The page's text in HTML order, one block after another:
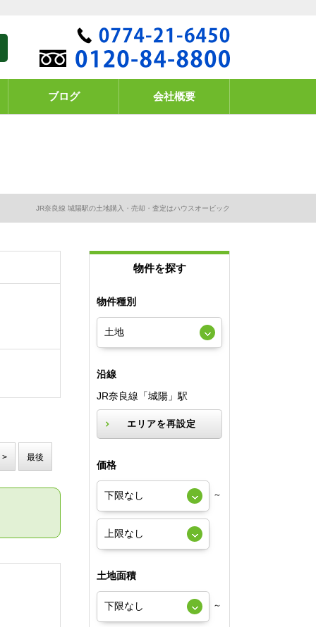
ブログ 会社概要
JR奈良線 城陽駅の土地購入・売却・査定はハウスオービック
> 最後
物件を探す
物件種別
沿線
JR奈良線「城陽」駅
エリアを再設定
価格
～
土地面積
～